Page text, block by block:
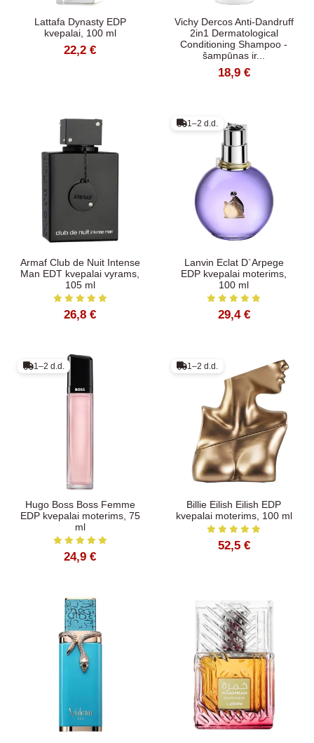
Lattafa Dynasty EDP
kvepalai, 100 ml
22,2 €
Vichy Dercos Anti-Dandruff
2in1 Dermatological
Conditioning Shampoo -
šampūnas ir...
18,9 €
Armaf Club de Nuit Intense
Man EDT kvepalai vyrams,
105 ml
26,8 €
1–2 d.d.
Lanvin Eclat D`Arpege
EDP kvepalai moterims,
100 ml
29,4 €
1–2 d.d.
Hugo Boss Boss Femme
EDP kvepalai moterims, 75
ml
24,9 €
1–2 d.d.
Billie Eilish Eilish EDP
kvepalai moterims, 100 ml
52,5 €